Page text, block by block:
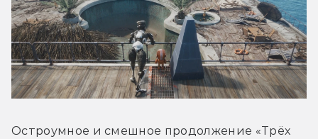
Остроумное и смешное продолжение «Трёх